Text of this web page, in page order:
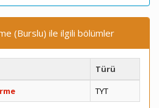
(Burslu) ile ilgili bölümler
Türü
TYT